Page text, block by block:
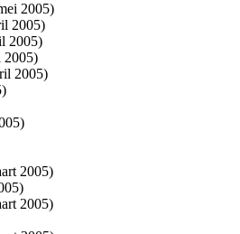
2005)
2005)
2005)
2005)
2005)
2005)
2005)